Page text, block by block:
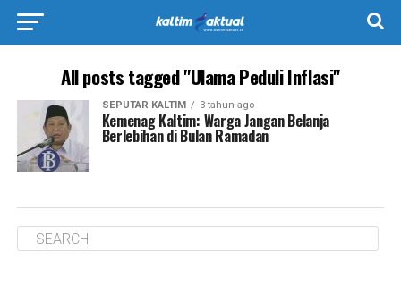
All posts tagged "Ulama Peduli Inflasi"
SEPUTAR KALTIM 3 tahun ago
Kemenag Kaltim: Warga Jangan Belanja
Berlebihan di Bulan Ramadan